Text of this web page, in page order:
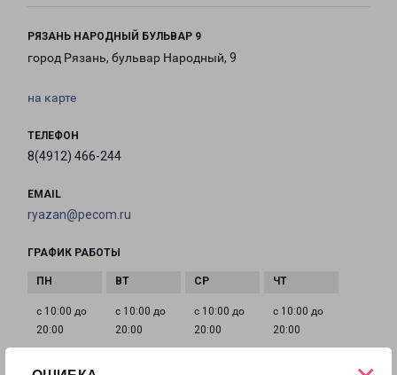
РЯЗАНЬ НАРОДНЫЙ БУЛЬВАР 9
город Рязань, бульвар Народный, 9
на карте
ТЕЛЕФОН
8(4912) 466-244
EMAIL
ryazan@pecom.ru
ГРАФИК РАБОТЫ
с 10:00 до
20:00
с 10:00 до
20:00
с 10:00 до
20:00
с 10:00 до
20:00